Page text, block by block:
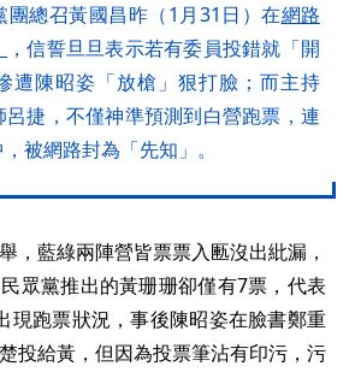
團總召黃國昌昨（1月31日）在網路
，信誓旦旦表示若有委員投錯就「開
遭陳昭姿「放槍」狠打臉；而主持
捷，不僅神準預測到白營跑票，連
被網路封為「先知」。
，藍綠兩陣營皆票票入匭沒出紕漏，
眾黨推出的黃珊珊卻僅有7票，代表
現跑票狀況，事後陳昭姿在臉書鄭重
投給黃，但因為投票筆沾有印污，污